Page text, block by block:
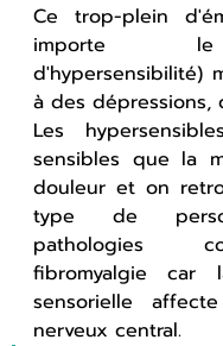
Ce trop-plein
importe
d'hypersensibilité)
à des dépressions,
Les
sensibles que la
douleur et on
type de
pathologies
fibromyalgie car
sensorielle
nerveux central.